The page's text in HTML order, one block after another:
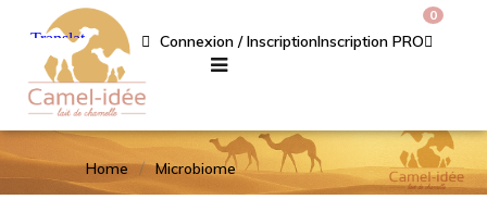
Connexion / InscriptionInscription PRO
0
Home Microbiome